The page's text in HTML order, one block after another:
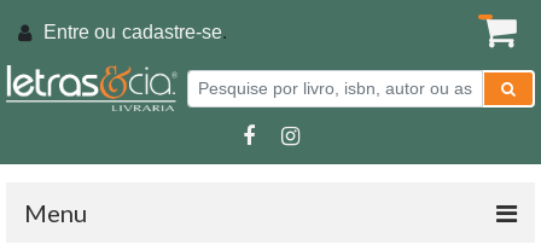
Entre ou cadastre-se.
Menu